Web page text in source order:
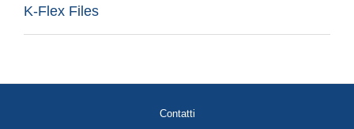
K-Flex Files
Contatti